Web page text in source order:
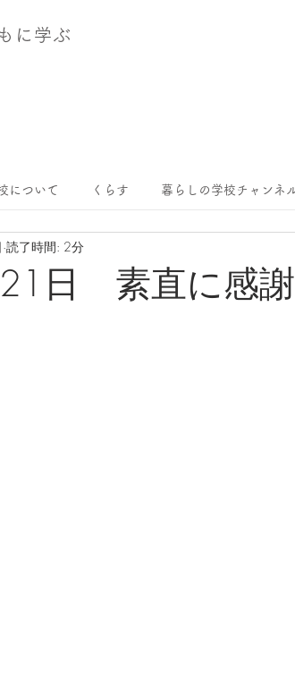
に学ぶ
について くらす 暮らしの学校チャンネ
日 素直に感
読了時間: 2分